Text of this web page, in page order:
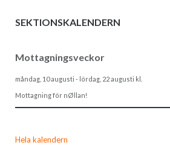
SEKTIONSKALENDERN
Mottagningsveckor
måndag, 10 augusti - lördag, 22 augusti kl.
Mottagning för nØllan!
Hela kalendern